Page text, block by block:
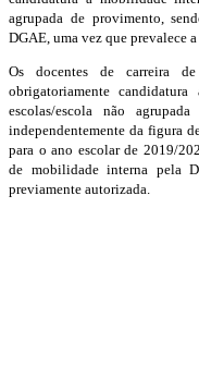
agrupada de provimento,
DGAE, uma vez que prevalece
Os docentes de carreira
obrigatoriamente
escolas/escola não
independentemente da figura
para o ano escolar de 2019/
de mobilidade interna pela
previamente autorizada.